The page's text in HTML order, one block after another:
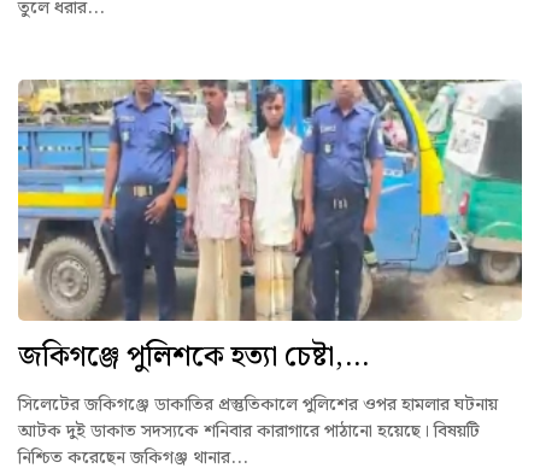
তুলে ধরার...
জকিগঞ্জে পুলিশকে হত্যা চেষ্টা,...
সিলেটের জকিগঞ্জে ডাকাতির প্রস্তুতিকালে পুলিশের ওপর হামলার ঘটনায়
আটক দুই ডাকাত সদস্যকে শনিবার কারাগারে পাঠানো হয়েছে। বিষয়টি
নিশ্চিত করেছেন জকিগঞ্জ থানার...